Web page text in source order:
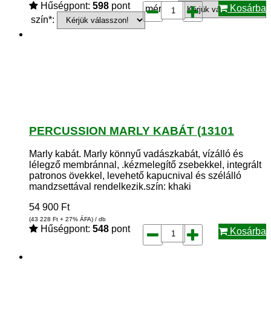
Hűségpont: 598 pont
méret*:
szín*:
Kosárba
PERCUSSION MARLY KABÁT (13101
Marly kabát. Marly könnyű vadászkabát, vízálló és
lélegző membránnal, .kézmelegítő zsebekkel, integrált
patronos övekkel, levehető kapucnival és szélálló
mandzsettával rendelkezik.szín: khaki
54 900 Ft
(43 228 Ft + 27% ÁFA) / db
Hűségpont: 548 pont Kosárba